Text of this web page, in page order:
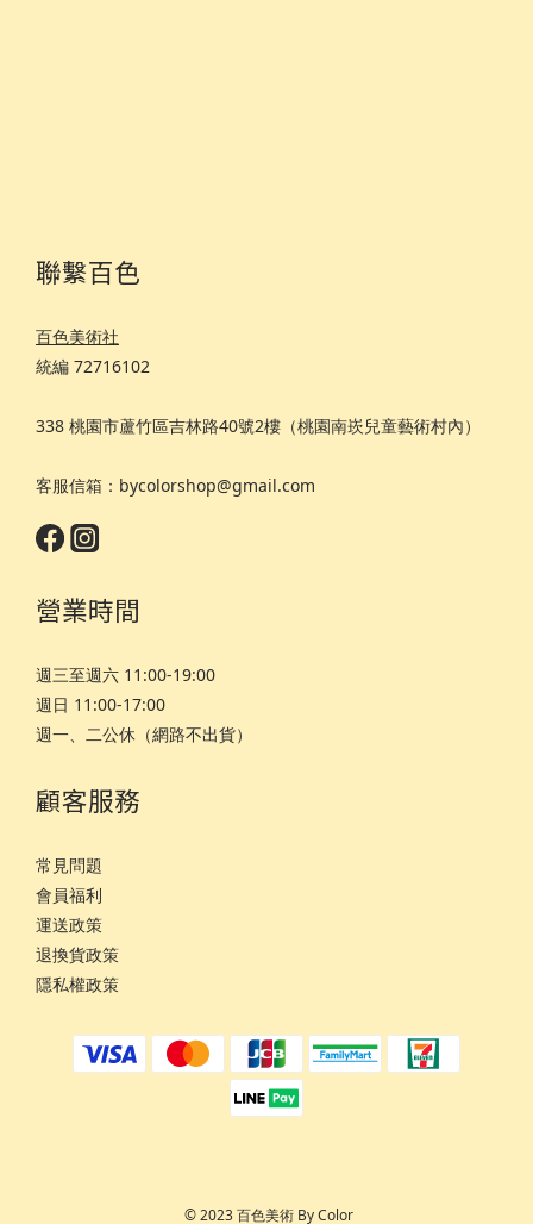
聯繫百色
百色美術社
統編 72716102
338 桃園市蘆竹區吉林路40號2樓（桃園南崁兒童藝術村內）
客服信箱：bycolorshop@gmail.com
營業時間
週三至週六 11:00-19:00
週日 11:00-17:00
週一、二公休（網路不出貨）
顧客服務
常見問題
會員福利
運送政策
退換貨政策
隱私權政策
© 2023 百色美術 By Color